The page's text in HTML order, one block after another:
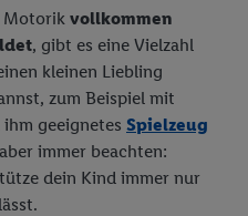
Motorik vollkommen
, gibt es eine Vielzahl
kleinen Liebling
zum Beispiel mit
geeignetes Spielzeug
immer beachten:
dein Kind immer nur